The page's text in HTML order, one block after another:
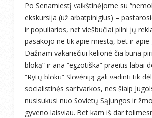
Po Senamiestį vaikštinėjome su
ekskursija (už arbatpinigius) –
ir populiarios, net viešbučiai pilni jų
pasakojo ne tik apie miestą, bet ir apie
Dažnam vakariečiui kelionė čia būna
bloką” ir ana “egzotiška” praeitis labai
“Rytų bloku” Slovėniją gali vadinti tik
socialistinės santvarkos, nes šiaip
nusisukusi nuo Sovietų Sąjungos ir
gyveno laisviau. Bet kam iš dar